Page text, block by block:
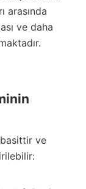
arasında
ve daha
ve